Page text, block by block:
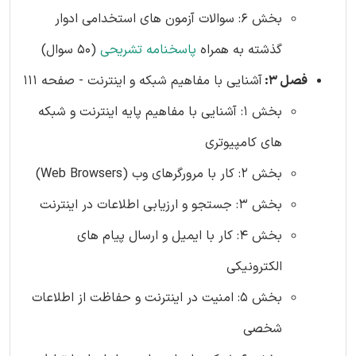
بخش 6: سوالات آزمون های استخدامی ادوار
گذشته به همراه پاسخنامه تشریحی (50 سوال)
فصل 3:
آشنایی با مفاهیم شبکه و اینترنت - صفحه 111
بخش 1: آشنایی با مفاهیم پایه اینترنت و شبکه
های کامپیوتری
بخش 2: کار با مرورگرهای وب (Web Browsers)
بخش 3: جستجو و ارزیابی اطلاعات در اینترنت
بخش 4: کار با ایمیل و ارسال پیام های
الکترونیکی
بخش 5: امنیت در اینترنت و حفاظت از اطلاعات
شخصی